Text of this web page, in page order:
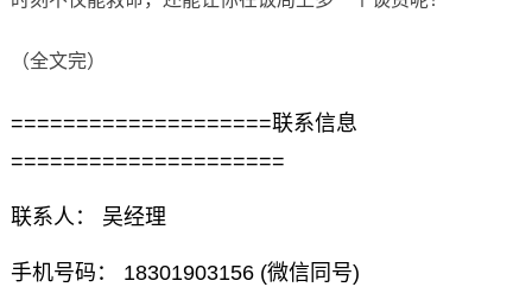
（全文完）
====================联系信息
=====================
联系人： 吴经理
手机号码： 18301903156 (微信同号)